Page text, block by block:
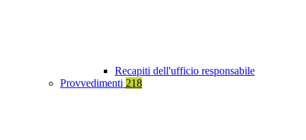
Recapiti dell'ufficio responsabile
Provvedimenti 218